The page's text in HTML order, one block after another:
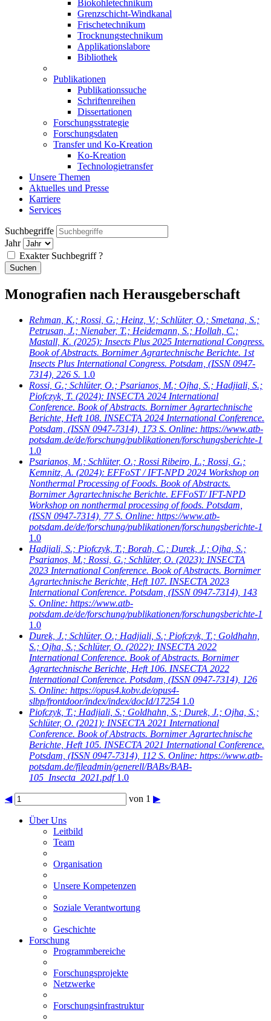
Biokohletechnikum
Grenzschicht-Windkanal
Frischetechnikum
Trocknungstechnikum
Applikationslabore
Bibliothek
Publikationen
Publikationssuche
Schriftenreihen
Dissertationen
Forschungsstrategie
Forschungsdaten
Transfer und Ko-Kreation
Ko-Kreation
Technologietransfer
Unsere Themen
Aktuelles und Presse
Karriere
Services
Suchbegriffe
Jahr
Exakter Suchbegriff ?
Monografien nach Herausgeberschaft
Rehman, K.; Rossi, G.; Heinz, V.; Schlüter, O.; Smetana, S.;
Petrusan, J.; Nienaber, T.; Heidemann, S.; Hollah, C.;
Mastall, K. (2025): Insects Plus 2025 International Congress.
Book of Abstracts. Bornimer Agrartechnische Berichte. 1st
Insects Plus International Congress. Potsdam, (ISSN 0947-
7314), 226 S. 1.0
Rossi, G.; Schlüter, O.; Psarianos, M.; Ojha, S.; Hadjiali, S.;
Piofczyk, T. (2024): INSECTA 2024 International
Conference. Book of Abstracts. Bornimer Agrartechnische
Berichte, Heft 108. INSECTA 2024 International Conference.
Potsdam, (ISSN 0947-7314), 173 S. Online: https://www.atb-
potsdam.de/de/forschung/publikationen/forschungsberichte-1
1.0
Psarianos, M.; Schlüter, O.; Rossi Ribeiro, L.; Rossi, G.;
Kemnitz, A. (2024): EFFoST / IFT-NPD 2024 Workshop on
Nonthermal Processing of Foods. Book of Abstracts.
Bornimer Agrartechnische Berichte. EFFoST/ IFT-NPD
Workshop on nonthermal processing of foods. Potsdam,
(ISSN 0947-7314), 77 S. Online: https://www.atb-
potsdam.de/de/forschung/publikationen/forschungsberichte-1
1.0
Hadjiali, S.; Piofczyk, T.; Borah, C.; Durek, J.; Ojha, S.;
Psarianos, M.; Rossi, G.; Schlüter, O. (2023): INSECTA
2023 International Conference. Book of Abstracts. Bornimer
Agrartechnische Berichte, Heft 107. INSECTA 2023
International Conference. Potsdam, (ISSN 0947-7314), 143
S. Online: https://www.atb-
potsdam.de/de/forschung/publikationen/forschungsberichte-1
1.0
Durek, J.; Schlüter, O.; Hadjiali, S.; Piofczyk, T.; Goldhahn,
S.; Ojha, S.; Schlüter, O. (2022): INSECTA 2022
International Conference. Book of Abstracts. Bornimer
Agrartechnische Berichte, Heft 106. INSECTA 2022
International Conference. Potsdam, (ISSN 0947-7314), 126
S. Online: https://opus4.kobv.de/opus4-
slbp/frontdoor/index/index/docId/17254 1.0
Piofczyk, T.; Hadjiali, S.; Goldhahn, S.; Durek, J.; Ojha, S.;
Schlüter, O. (2021): INSECTA 2021 International
Conference. Book of Abstracts. Bornimer Agrartechnische
Berichte, Heft 105. INSECTA 2021 International Conference.
Potsdam, (ISSN 0947-7314), 112 S. Online: https://www.atb-
potsdam.de/fileadmin/generell/BABs/BAB-
105_Insecta_2021.pdf 1.0
◀ von 1 ▶
Über Uns
Leitbild
Team
Organisation
Unsere Kompetenzen
Soziale Verantwortung
Geschichte
Forschung
Programmbereiche
Forschungsprojekte
Netzwerke
Forschungsinfrastruktur